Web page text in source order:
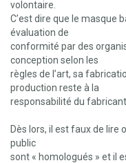
volontaire.
C’est dire que le masque
évaluation de
conformité par des
conception selon les
règles de l’art, sa
production reste à la
responsabilité du fabricant.
Dès lors, il est faux de lire
public
sont « homologués » et il